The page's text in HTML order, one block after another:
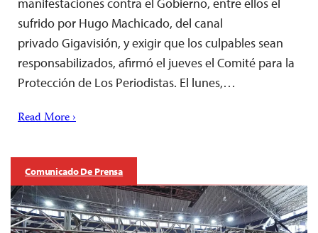
manifestaciones contra el Gobierno, entre ellos el
sufrido por Hugo Machicado, del canal
privado Gigavisión, y exigir que los culpables sean
responsabilizados, afirmó el jueves el Comité para la
Protección de Los Periodistas. El lunes,…
Read More ›
Comunicado De Prensa